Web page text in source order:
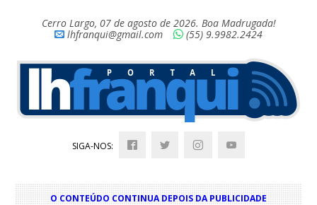
Cerro Largo, 07 de agosto de 2026. Boa Madrugada!
lhfranqui@gmail.com
(55) 9.9982.2424
SIGA-NOS:
O CONTEÚDO CONTINUA DEPOIS DA PUBLICIDADE